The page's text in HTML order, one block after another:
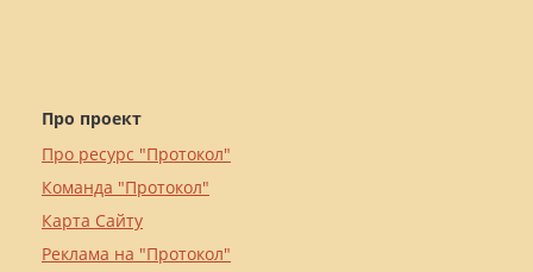
Про проект
Про ресурс "Протокол"
Команда "Протокол"
Карта Сайту
Реклама на "Протокол"